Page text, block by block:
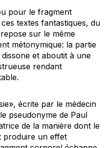
pour le fragment
textes fantastiques, du
sur le même
métonymique: la partie
dissone et aboutit à une
rendant
écrite par le médecin
pseudonyme de Paul
de la manière dont le
produire un effet